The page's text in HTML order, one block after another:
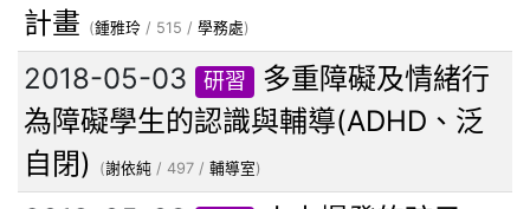
計畫 (鍾雅玲 / 515 / 學務處)
2018-05-03 研習
多重障礙及情緒行
為障礙學生的認識與輔導(ADHD、泛
自閉)
(謝依純 / 497 / 輔導室)